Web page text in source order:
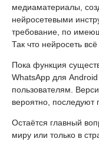
медиаматериалы,
нейросетевыми
требование, по
Так что нейросеть
Пока функция
WhatsApp для
пользователям.
вероятно, последуют
Остаётся главный
миру или только в